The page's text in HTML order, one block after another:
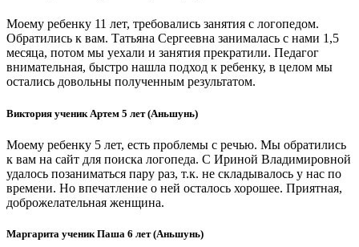
Моему ребенку 11 лет, требовались занятия с логопедом.
Обратились к вам. Татьяна Сергеевна занималась с нами 1,5
месяца, потом мы уехали и занятия прекратили. Педагог
внимательная, быстро нашла подход к ребенку, в целом мы
остались довольны полученным результатом.
Виктория ученик Артем 5 лет (Аньшунь)
Моему ребенку 5 лет, есть проблемы с речью. Мы обратились
к вам на сайт для поиска логопеда. С Ириной Владимировной
удалось позаниматься пару раз, т.к. не складывалось у нас по
времени. Но впечатление о ней осталось хорошее. Приятная,
доброжелательная женщина.
Маргарита ученик Паша 6 лет (Аньшунь)